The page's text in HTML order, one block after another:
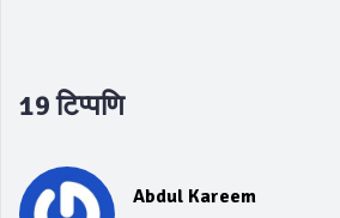
19 टिप्पणि
Abdul Kareem